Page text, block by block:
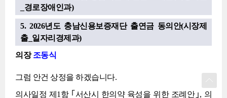
_경로장애인과)
5. 2026년도 충남신용보증재단 출연금 동의안(시장제
출_일자리경제과)
의장조동식
그럼 안건 상정을 하겠습니다.
의사일정 제1항 ｢서산시 한의약 육성을 위한 조례안｣, 의